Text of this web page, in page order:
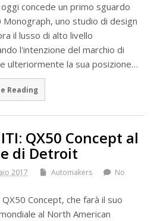
concede un primo sguardo
Monograph, uno studio di design
il lusso di alto livello
l'intenzione del marchio di
ulteriormente la sua posizione…
Reading
QX50 Concept al
di Detroit
2017 Automakers
No
Concept, che farà il suo
al North American